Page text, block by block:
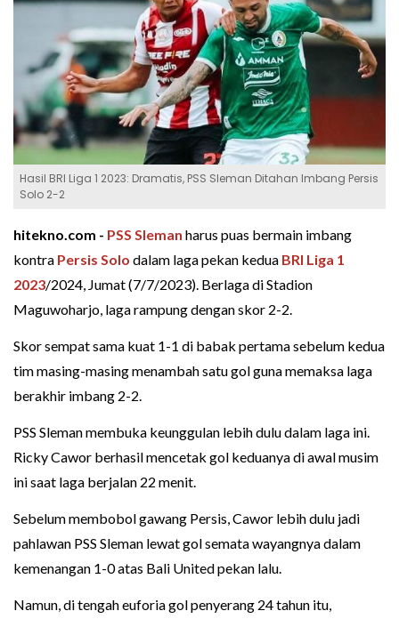
Hasil BRI Liga 1 2023: Dramatis, PSS Sleman Ditahan Imbang Persis
Solo 2-2
hitekno.com - PSS Sleman harus puas bermain imbang
kontra Persis Solo dalam laga pekan kedua BRI Liga 1
2023/2024, Jumat (7/7/2023). Berlaga di Stadion
Maguwoharjo, laga rampung dengan skor 2-2.
Skor sempat sama kuat 1-1 di babak pertama sebelum kedua
tim masing-masing menambah satu gol guna memaksa laga
berakhir imbang 2-2.
PSS Sleman membuka keunggulan lebih dulu dalam laga ini.
Ricky Cawor berhasil mencetak gol keduanya di awal musim
ini saat laga berjalan 22 menit.
Sebelum membobol gawang Persis, Cawor lebih dulu jadi
pahlawan PSS Sleman lewat gol semata wayangnya dalam
kemenangan 1-0 atas Bali United pekan lalu.
Namun, di tengah euforia gol penyerang 24 tahun itu,